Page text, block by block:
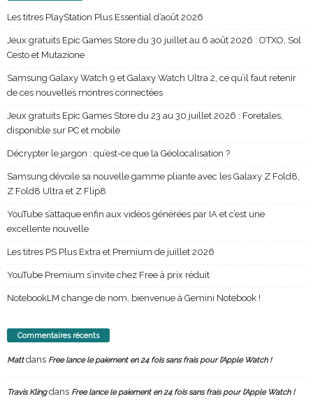
Les titres PlayStation Plus Essential d’août 2026
Jeux gratuits Epic Games Store du 30 juillet au 6 août 2026 : OTXO, Sol
Cesto et Mutazione
Samsung Galaxy Watch 9 et Galaxy Watch Ultra 2, ce qu’il faut retenir
de ces nouvelles montres connectées
Jeux gratuits Epic Games Store du 23 au 30 juillet 2026 : Foretales,
disponible sur PC et mobile
Décrypter le jargon : qu’est-ce que la Géolocalisation ?
Samsung dévoile sa nouvelle gamme pliante avec les Galaxy Z Fold8,
Z Fold8 Ultra et Z Flip8
YouTube s’attaque enfin aux vidéos générées par IA et c’est une
excellente nouvelle
Les titres PS Plus Extra et Premium de juillet 2026
YouTube Premium s’invite chez Free à prix réduit
NotebookLM change de nom, bienvenue à Gemini Notebook !
Commentaires récents
Mattdans Free lance le paiement en 24 fois sans frais pour l’Apple Watch !
Travis Klingdans Free lance le paiement en 24 fois sans frais pour l’Apple Watch !